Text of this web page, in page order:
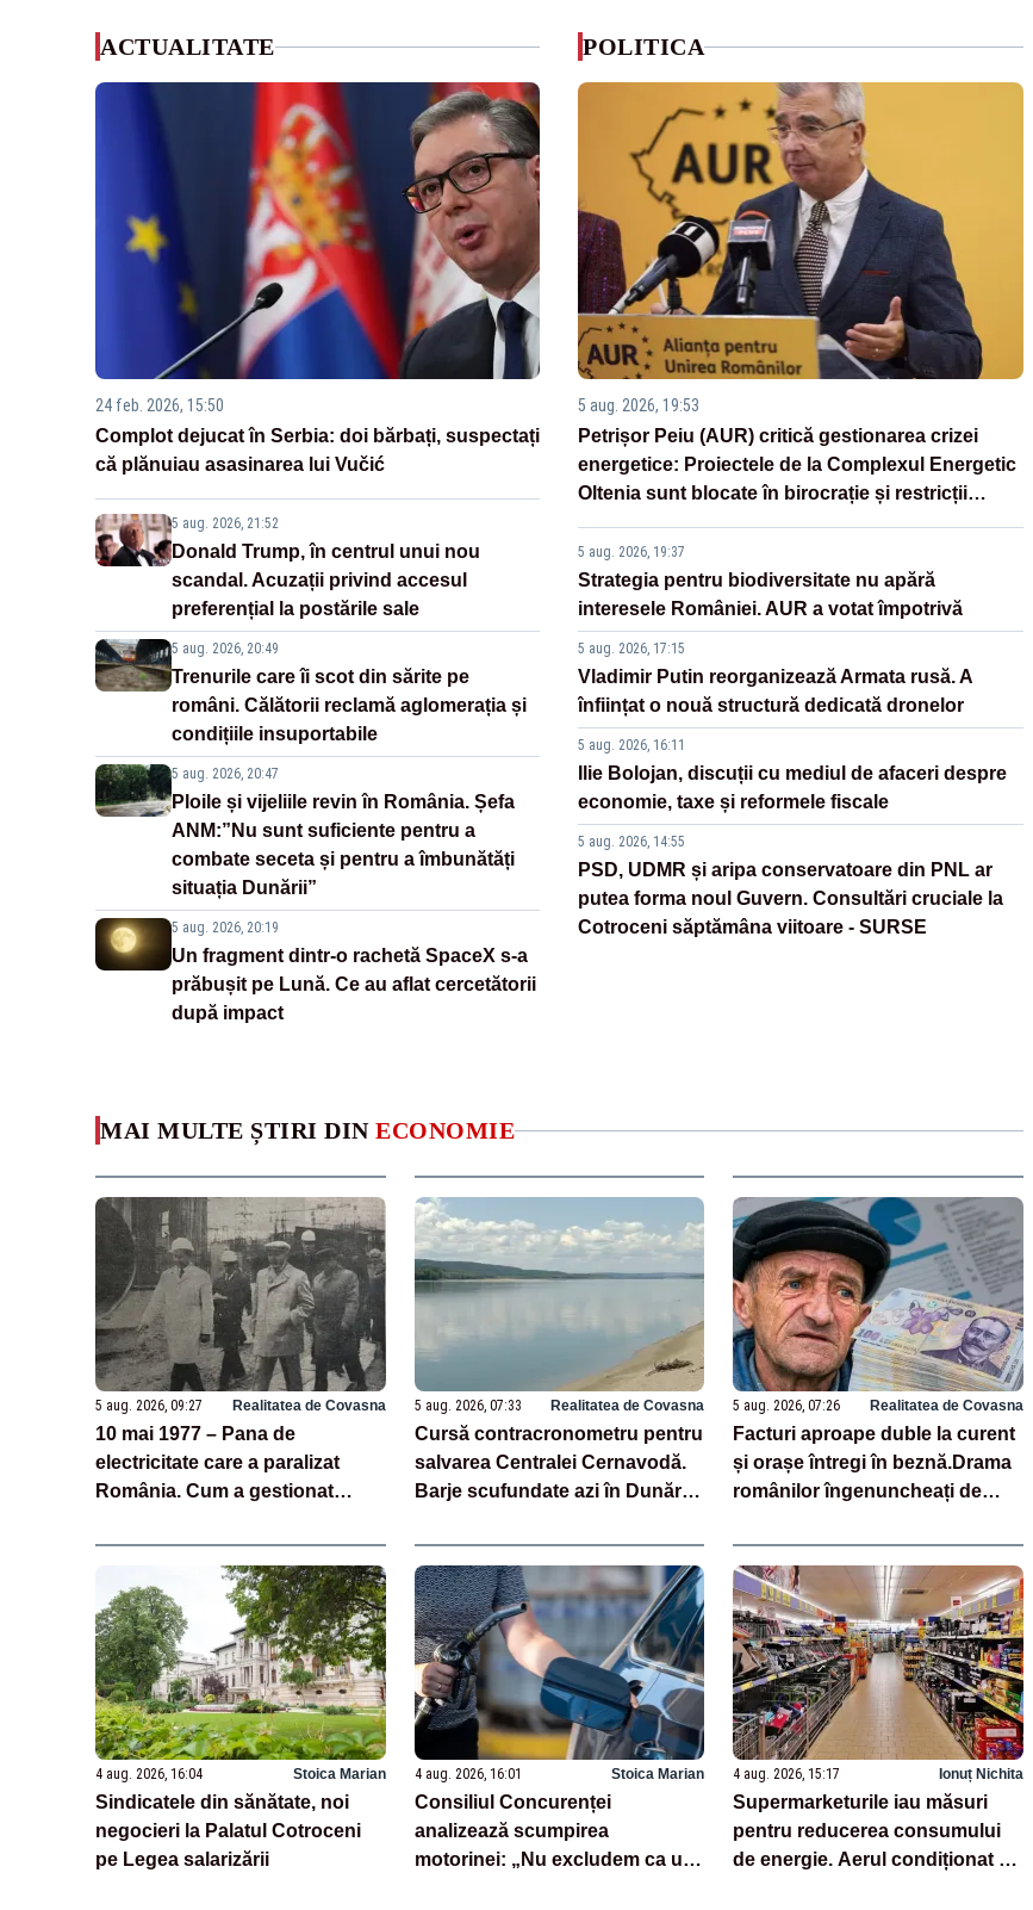
ACTUALITATE
24 feb. 2026, 15:50
Complot dejucat în Serbia: doi bărbați, suspectați
că plănuiau asasinarea lui Vučić
5 aug. 2026, 21:52
Donald Trump, în centrul unui nou
scandal. Acuzații privind accesul
preferențial la postările sale
5 aug. 2026, 20:49
Trenurile care îi scot din sărite pe
români. Călătorii reclamă aglomerația și
condițiile insuportabile
5 aug. 2026, 20:47
Ploile și vijeliile revin în România. Șefa
ANM:”Nu sunt suficiente pentru a
combate seceta și pentru a îmbunătăți
situația Dunării”
5 aug. 2026, 20:19
Un fragment dintr-o rachetă SpaceX s-a
prăbușit pe Lună. Ce au aflat cercetătorii
după impact
POLITICA
5 aug. 2026, 19:53
Petrișor Peiu (AUR) critică gestionarea crizei
energetice: Proiectele de la Complexul Energetic
Oltenia sunt blocate în birocrație și restricții
5 aug. 2026, 19:37
Strategia pentru biodiversitate nu apără
interesele României. AUR a votat împotrivă
5 aug. 2026, 17:15
Vladimir Putin reorganizează Armata rusă. A
înființat o nouă structură dedicată dronelor
5 aug. 2026, 16:11
Ilie Bolojan, discuții cu mediul de afaceri despre
economie, taxe și reformele fiscale
5 aug. 2026, 14:55
PSD, UDMR și aripa conservatoare din PNL ar
putea forma noul Guvern. Consultări cruciale la
Cotroceni săptămâna viitoare - SURSE
MAI MULTE ȘTIRI DIN ECONOMIE
5 aug. 2026, 09:27 Realitatea de Covasna
10 mai 1977 – Pana de
electricitate care a paralizat
România. Cum a gestionat
național
5 aug. 2026, 07:33 Realitatea de Covasna
Cursă contracronometru pentru
salvarea Centralei Cernavodă.
Barje scufundate azi în Dunăre
5 aug. 2026, 07:26 Realitatea de Covasna
Facturi aproape duble la curent
și orașe întregi în beznă.Drama
românilor îngenuncheați de
4 aug. 2026, 16:04 Stoica Marian
Sindicatele din sănătate, noi
negocieri la Palatul Cotroceni
pe Legea salarizării
4 aug. 2026, 16:01 Stoica Marian
Consiliul Concurenței
analizează scumpirea
motorinei: „Nu excludem ca unii
4 aug. 2026, 15:17 Ionuț Nichita
Supermarketurile iau măsuri
pentru reducerea consumului
de energie. Aerul condiționat și